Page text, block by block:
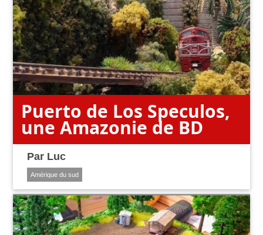
Puerto de Los Speculos,
une Amazonie de BD
Par Luc
Amérique du sud